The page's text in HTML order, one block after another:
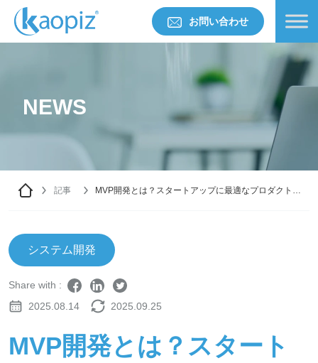
お問い合わせ
NEWS
記事
MVP開発とは？スタートアップに最適なプロダクト検
システム開発
Share with :
2025.08.14
2025.09.25
MVP開発とは？スタート